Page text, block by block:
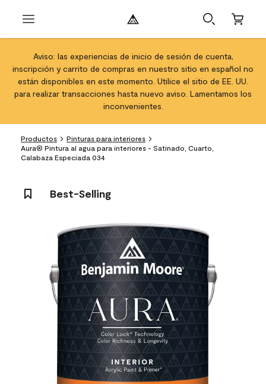
Aviso: las experiencias de inicio de sesión de cuenta,
inscripción y carrito de compras en nuestro sitio en español no
están disponibles en este momento. Utilice el sitio de EE. UU.
para realizar transacciones hasta nuevo aviso. Lamentamos los
inconvenientes.
Productos
Pinturas para interiores
Aura® Pintura al agua para interiores - Satinado, Cuarto,
Calabaza Especiada 034
Best-Selling